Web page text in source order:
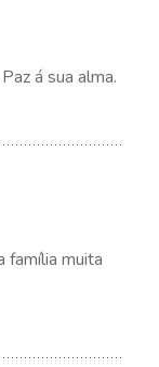
á sua alma.
família muita